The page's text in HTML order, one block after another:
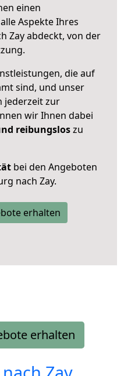
einen
Aspekte Ihres
Zay abdeckt, von der
die auf
sind, und unser
jederzeit zur
wir Ihnen dabei
reibungsloszu
bei den Angeboten
nach Zay.
erhalten
erhalten